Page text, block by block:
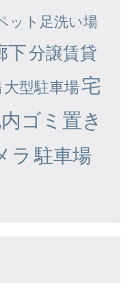
ット足洗い場
下分譲賃貸
大型駐車場宅
ゴミ置き
ラ 駐車場